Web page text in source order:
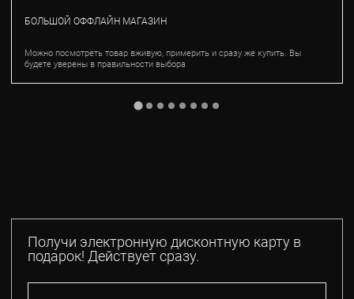
БОЛЬШОЙ ОФФЛАЙН МАГАЗИН
Можно посмотреть товар вживую, примерить и сразу же купить. Вы
будете уверены в правильности выбора
Получи электронную дисконтную карту в
подарок! Действует сразу.